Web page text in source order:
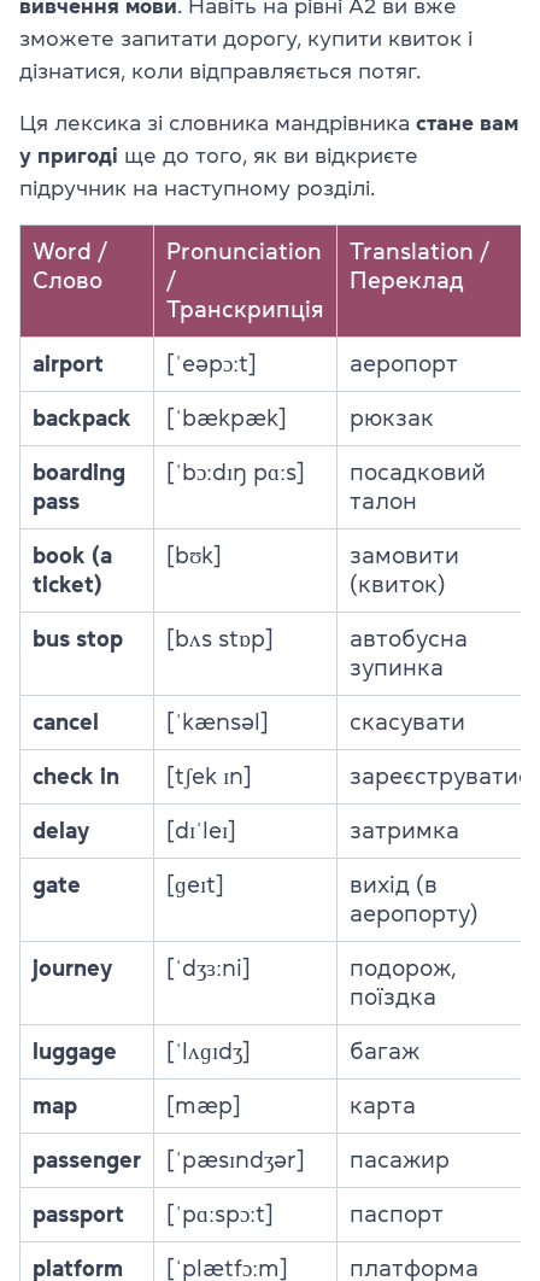
вивчення мови . Навіть на рівні A2 ви вже
зможете запитати дорогу, купити квиток і
дізнатися, коли відправляється потяг.
Ця лексика зі словника мандрівника стане вам
у пригоді ще до того, як ви відкриєте
підручник на наступному розділі.
Word /
Слово
Pronunciation
/
Транскрипція
Translation /
Переклад
airport [ˈeəpɔːt] аеропорт
backpack [ˈbækpæk] рюкзак
boarding
pass
[ˈbɔːdɪŋ pɑːs]
посадковий
талон
book (a
ticket)
[bʊk]
замовити
(квиток)
bus stop [bʌs stɒp]
автобусна
зупинка
cancel [ˈkænsəl] скасувати
check in [tʃek ɪn]
delay [dɪˈleɪ] затримка
gate [ɡeɪt]
вихід (в
аеропорту)
journey [ˈdʒɜːni]
подорож,
поїздка
luggage [ˈlʌɡɪdʒ] багаж
map [mæp] карта
passenger [ˈpæsɪndʒər] пасажир
passport [ˈpɑːspɔːt] паспорт
platform [ˈplætfɔːm] платформа